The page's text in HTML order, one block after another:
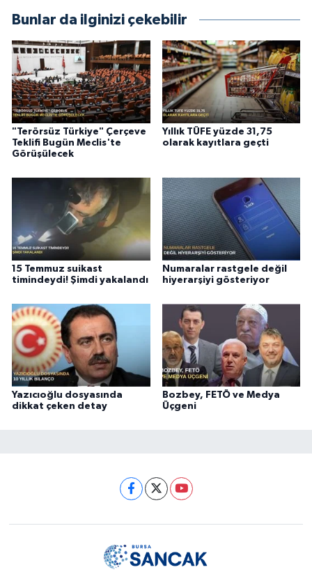
Bunlar da ilginizi çekebilir
"Terörsüz Türkiye" Çerçeve
Teklifi Bugün Meclis'te
Görüşülecek
Yıllık TÜFE yüzde 31,75
olarak kayıtlara geçti
15 Temmuz suikast
timindeydi! Şimdi yakalandı
Numaralar rastgele değil
hiyerarşiyi gösteriyor
Yazıcıoğlu dosyasında
dikkat çeken detay
Bozbey, FETÖ ve Medya
Üçgeni